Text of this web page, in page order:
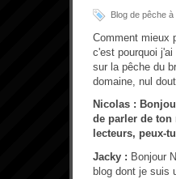
Blog de pêche
Comment mieux
c'est pourquoi
sur la pêche du
domaine, nul
Nicolas :
de parler de
lecteurs, peux-
Jacky : Bonjour
blog dont je suis